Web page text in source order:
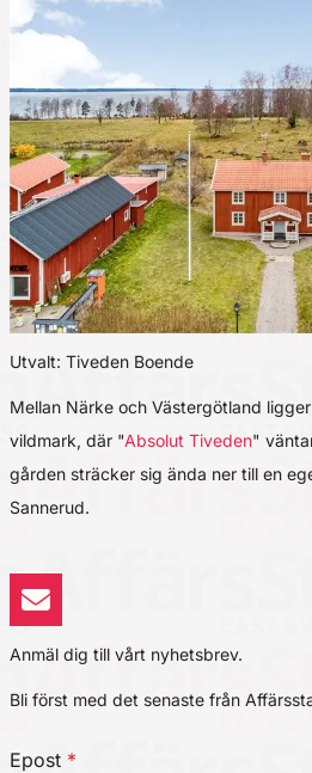
Utvalt: Tiveden Boende
Mellan Närke och Västergötland
vildmark, där "Absolut Tiveden"
gården sträcker sig ända ner till en
Sannerud.
Anmäl dig till vårt nyhetsbrev.
Bli först med det senaste från
Epost *